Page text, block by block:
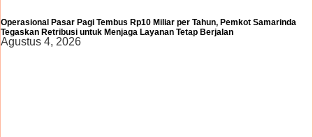
Operasional Pasar Pagi Tembus Rp10 Miliar per Tahun, Pemkot Samarinda
Tegaskan Retribusi untuk Menjaga Layanan Tetap Berjalan
Agustus 4, 2026